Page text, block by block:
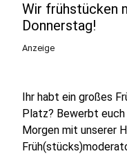
Wir frühstücken
Donnerstag!
Anzeige
Ihr habt ein großes
Platz? Bewerbt
Morgen mit unserer